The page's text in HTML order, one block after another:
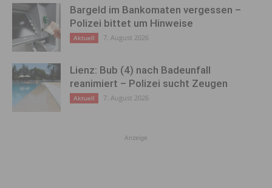
Bargeld im Bankomaten vergessen –
Polizei bittet um Hinweise
Aktuell 7. August 2026
Lienz: Bub (4) nach Badeunfall
reanimiert – Polizei sucht Zeugen
Aktuell 7. August 2026
Anzeige